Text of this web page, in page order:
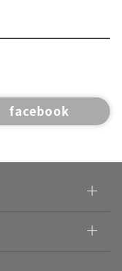
facebook